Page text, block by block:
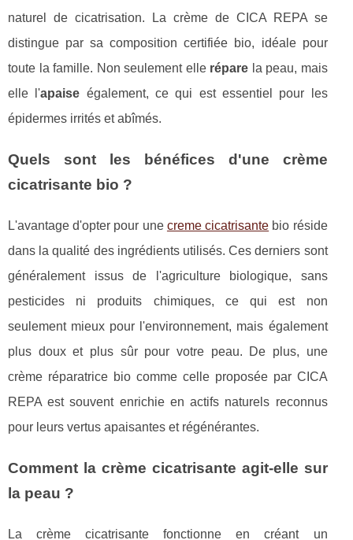
naturel de cicatrisation. La crème de CICA REPA se
distingue par sa composition certifiée bio, idéale pour
toute la famille. Non seulement elle répare la peau, mais
elle l'apaise également, ce qui est essentiel pour les
épidermes irrités et abîmés.
Quels sont les bénéfices d'une crème
cicatrisante bio ?
L'avantage d'opter pour une creme cicatrisante bio réside
dans la qualité des ingrédients utilisés. Ces derniers sont
généralement issus de l'agriculture biologique, sans
pesticides ni produits chimiques, ce qui est non
seulement mieux pour l'environnement, mais également
plus doux et plus sûr pour votre peau. De plus, une
crème réparatrice bio comme celle proposée par CICA
REPA est souvent enrichie en actifs naturels reconnus
pour leurs vertus apaisantes et régénérantes.
Comment la crème cicatrisante agit-elle sur
la peau ?
La crème cicatrisante fonctionne en créant un